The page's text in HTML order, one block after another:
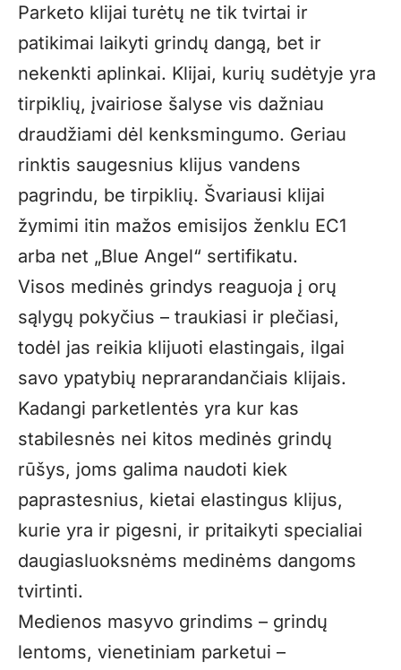
Parketo klijai turėtų ne tik tvirtai ir
patikimai laikyti grindų dangą, bet ir
nekenkti aplinkai. Klijai, kurių sudėtyje yra
tirpiklių, įvairiose šalyse vis dažniau
draudžiami dėl kenksmingumo. Geriau
rinktis saugesnius klijus vandens
pagrindu, be tirpiklių. Švariausi klijai
žymimi itin mažos emisijos ženklu EC1
arba net „Blue Angel“ sertifikatu.
Visos medinės grindys reaguoja į orų
sąlygų pokyčius – traukiasi ir plečiasi,
todėl jas reikia klijuoti elastingais, ilgai
savo ypatybių neprarandančiais klijais.
Kadangi parketlentės yra kur kas
stabilesnės nei kitos medinės grindų
rūšys, joms galima naudoti kiek
paprastesnius, kietai elastingus klijus,
kurie yra ir pigesni, ir pritaikyti specialiai
daugiasluoksnėms medinėms dangoms
tvirtinti.
Medienos masyvo grindims – grindų
lentoms, vienetiniam parketui –